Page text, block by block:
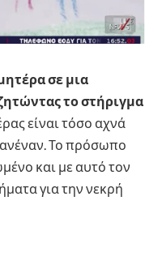
σε μια
το στήριγμα
είναι τόσο αχνά
Το πρόσωπο
και με αυτό τον
για την νεκρή